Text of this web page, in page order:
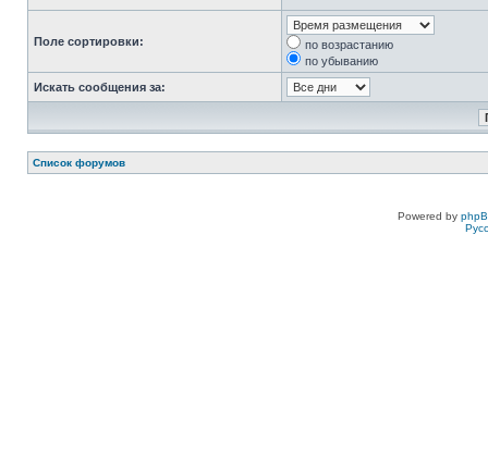
Поле сортировки:
по возрастанию
по убыванию
Искать сообщения за:
Список форумов
Powered by